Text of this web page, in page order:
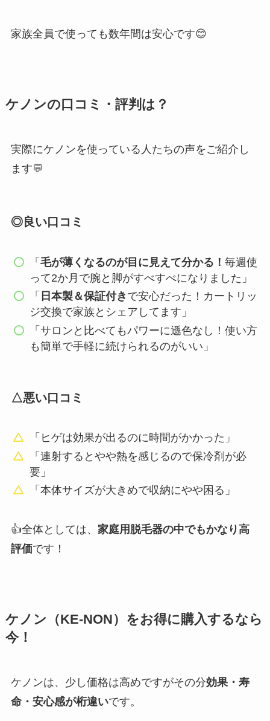
家族全員で使っても数年間は安心です😊
ケノンの口コミ・評判は？
実際にケノンを使っている人たちの声をご紹介し
ます💬
◎良い口コミ
「毛が薄くなるのが目に見えて分かる！毎週使
って2か月で腕と脚がすべすべになりました」
「 日本製＆保証付き で安心だった！カートリッ
ジ交換で家族とシェアしてます」
「サロンと比べてもパワーに遜色なし！使い方
も簡単で手軽に続けられるのがいい」
△悪い口コミ
「ヒゲは効果が出るのに時間がかかった」
「連射するとやや熱を感じるので保冷剤が必
要」
「本体サイズが大きめで収納にやや困る」
👍全体としては、 家庭用脱毛器の中でもかなり高
評価です！
ケノン（KE-NON）をお得に購入するなら
今！
ケノンは、少し価格は高めですがその分効果・寿
命・安心感が桁違いです。